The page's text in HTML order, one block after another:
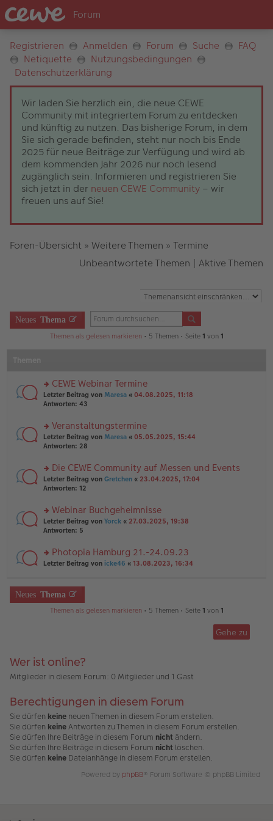
Registrieren Anmelden Forum Suche
FAQ
Netiquette
Nutzungsbedingungen
Datenschutzerklärung
Wir laden Sie herzlich ein, die neue CEWE
Community mit integriertem Forum zu entdecken
und künftig zu nutzen. Das bisherige Forum, in dem
Sie sich gerade befinden, steht nur noch bis Ende
2025 für neue Beiträge zur Verfügung und wird ab
dem kommenden Jahr 2026 nur noch lesend
zugänglich sein. Informieren und registrieren Sie
sich jetzt in der neuen CEWE Community – wir
freuen uns auf Sie!
Foren-Übersicht » Weitere Themen » Termine
Unbeantwortete Themen | Aktive Themen
Neues Thema
Themen als gelesen markieren• 5 Themen • Seite 1 von 1
rs
te
n
g
el
e
n
er
tr
a
g
CEWE Webinar Termine
Letzter Beitrag von Maresa « 04.08.2025, 11:18
Antworten: 43
rs
te
n
g
el
e
n
er
tr
a
Veranstaltungstermine
Letzter Beitrag von Maresa « 05.05.2025, 15:44
Antworten: 28
rs
te
n
g
el
e
n
ei
tr
Die CEWE Community auf Messen und Events
Letzter Beitrag von Gretchen « 23.04.2025, 17:04
Antworten: 12
rs
te
n
g
es
e
n
g
Webinar Buchgeheimnisse
Letzter Beitrag von Yorck « 27.03.2025, 19:38
Antworten: 5
rs
u
n
B
tr
g
Photopia Hamburg 21.-24.09.23
Letzter Beitrag von icke46 « 13.08.2023, 16:34
Neues Thema
Themen als gelesen markieren• 5 Themen • Seite 1 von 1
Gehe zu
Wer ist online?
Mitglieder in diesem Forum: 0 Mitglieder und 1 Gast
Berechtigungen in diesem Forum
Sie dürfen keine neuen Themen in diesem Forum erstellen.
Sie dürfen keineAntworten zu Themen in diesem Forum erstellen.
Sie dürfen Ihre Beiträge in diesem Forum nicht ändern.
Sie dürfen Ihre Beiträge in diesem Forum nicht löschen.
Sie dürfen keine Dateianhänge in diesem Forum erstellen.
Powered by phpBB® Forum Software © phpBB Limited